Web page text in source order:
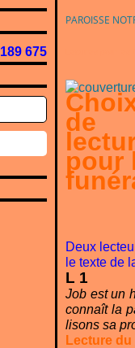
189 675
PAROISSE
de
pour
Deux
le texte de
L 1
Job est un
connaît la
lisons sa
Lecture